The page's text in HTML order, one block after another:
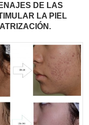
DE LAS
LA PIEL